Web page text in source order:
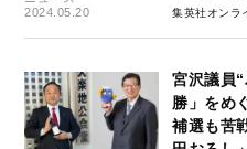
2024.05.20
集英社オンラ
宮沢議員
勝」をめ
補選も苦